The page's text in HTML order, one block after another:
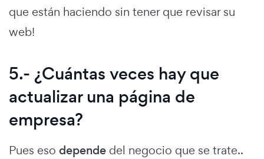
que están haciendo sin tener que revisar su
web!
5.- ¿Cuántas veces hay que
actualizar una página de
empresa?
Pues eso depende del negocio que se trate..